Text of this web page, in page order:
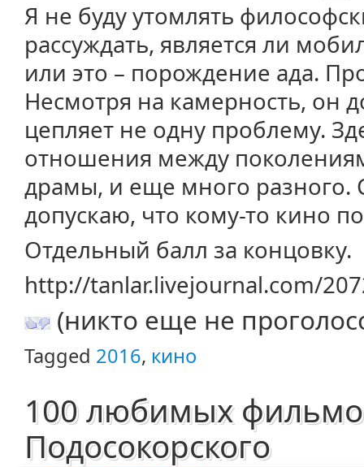
Я не буду утомлять
рассуждать, является ли
или это – порождение ада.
Несмотря на камерность, он
цепляет не одну проблему.
отношения между
драмы, и еще много разного.
допускаю, что кому-то кино
Отдельный балл за концовку.
http://tanlar.livejournal.com/
(никто еще не
Tagged 2016, кино
100 любимых
Подосокорского